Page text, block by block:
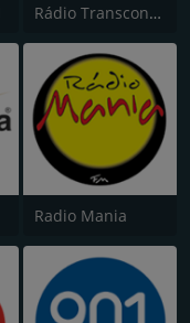
Rádio Transcontinental FM
Radio Mania